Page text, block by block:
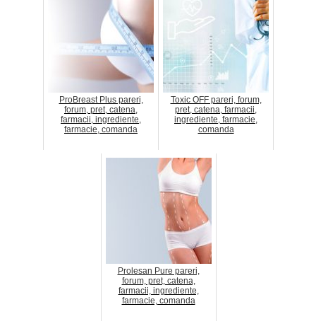
ProBreast Plus pareri,
forum, pret, catena,
farmacii, ingrediente,
farmacie, comanda
Toxic OFF pareri, forum,
pret, catena, farmacii,
ingrediente, farmacie,
comanda
Prolesan Pure pareri,
forum, pret, catena,
farmacii, ingrediente,
farmacie, comanda